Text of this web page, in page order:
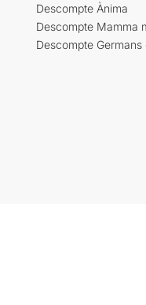
Descompte Ànima
Descompte Mamma
Descompte Germans